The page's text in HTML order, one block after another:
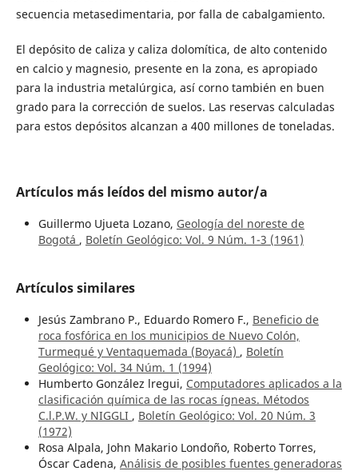
secuencia metasedimentaria, por falla de cabalgamiento.
El depósito de caliza y caliza dolomítica, de alto contenido
en calcio y magnesio, presente en la zona, es apropiado
para la industria metalúrgica, así corno también en buen
grado para la corrección de suelos. Las reservas calculadas
para estos depósitos alcanzan a 400 millones de toneladas.
Artículos más leídos del mismo autor/a
Guillermo Ujueta Lozano, Geología del noreste de
Bogotá , Boletín Geológico: Vol. 9 Núm. 1-3 (1961)
Artículos similares
Jesús Zambrano P., Eduardo Romero F., Beneficio de
roca fosfórica en los municipios de Nuevo Colón,
Turmequé y Ventaquemada (Boyacá) , Boletín
Geológico: Vol. 34 Núm. 1 (1994)
Humberto González lregui, Computadores aplicados a la
clasificación química de las rocas ígneas. Métodos
C.l.P.W. y NIGGLI , Boletín Geológico: Vol. 20 Núm. 3
(1972)
Rosa Alpala, John Makario Londoño, Roberto Torres,
Óscar Cadena, Análisis de posibles fuentes generadoras